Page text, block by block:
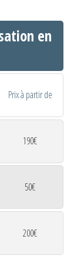
en
Prix à partir de
190€
50€
200€